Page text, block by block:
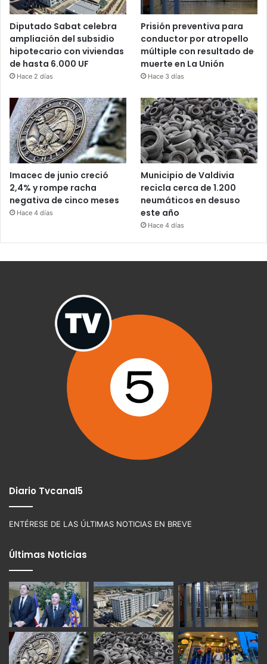
Diputado Sabat celebra
ampliación del subsidio
hipotecario con viviendas
de hasta 6.000 UF
Hace 2 días
Prisión preventiva para
conductor por atropello
múltiple con resultado de
muerte en La Unión
Hace 3 días
Imacec de junio creció
2,4% y rompe racha
negativa de cinco meses
Hace 4 días
Municipio de Valdivia
recicla cerca de 1.200
neumáticos en desuso
este año
Hace 4 días
Diario Tvcanal5
ENTÉRESE DE LAS ÚLTIMAS NOTICIAS EN BREVE
Últimas Noticias